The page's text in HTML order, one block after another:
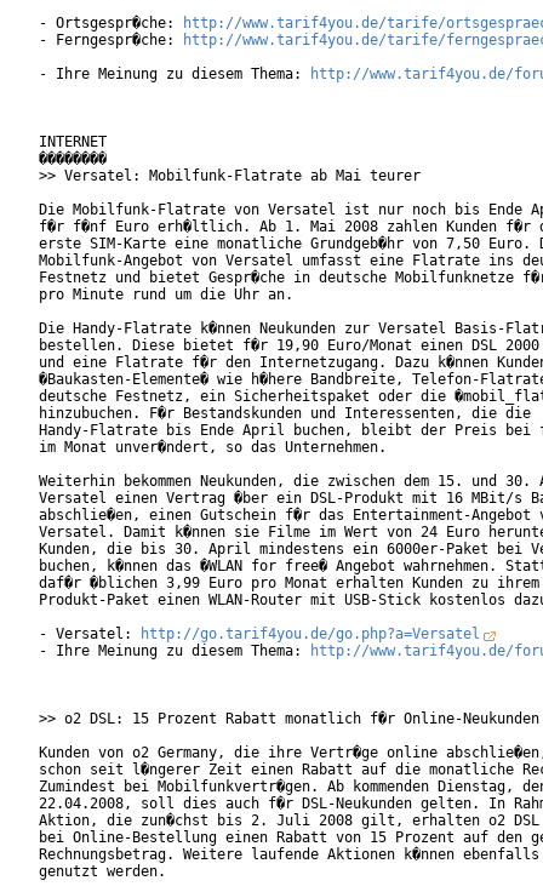
- Ortsgespr�che:
http://www.tarif4you.de/tarife/
- Ferngespr�che:
http://www.tarif4you.de/tarife/
- Ihre Meinung zu diesem Thema:
http://www.tarif4you.de/
INTERNET
��������
>> Versatel: Mobilfunk-Flatrate ab Mai teurer
Die Mobilfunk-Flatrate von Versatel ist nur noch bis Ende
f�r f�nf Euro erh�ltlich. Ab 1. Mai 2008 zahlen Kunden f�r
erste SIM-Karte eine monatliche Grundgeb�hr von 7,50 Euro.
Mobilfunk-Angebot von Versatel umfasst eine Flatrate ins
Festnetz und bietet Gespr�che in deutsche Mobilfunknetze
pro Minute rund um die Uhr an.
Die Handy-Flatrate k�nnen Neukunden zur Versatel Basis-
bestellen. Diese bietet f�r 19,90 Euro/Monat einen DSL 2000
und eine Flatrate f�r den Internetzugang. Dazu k�nnen
�Baukasten-Elemente� wie h�here Bandbreite, Telefon-
deutsche Festnetz, ein Sicherheitspaket oder die
hinzubuchen. F�r Bestandskunden und Interessenten, die die
Handy-Flatrate bis Ende April buchen, bleibt der Preis bei
im Monat unver�ndert, so das Unternehmen.
Weiterhin bekommen Neukunden, die zwischen dem 15. und
Versatel einen Vertrag �ber ein DSL-Produkt mit 16 MBit/s
abschlie�en, einen Gutschein f�r das Entertainment-Angebot
Versatel. Damit k�nnen sie Filme im Wert von 24 Euro
Kunden, die bis 30. April mindestens ein 6000er-Paket bei
buchen, k�nnen das �WLAN for free� Angebot wahrnehmen.
daf�r �blichen 3,99 Euro pro Monat erhalten Kunden zu ihrem
Produkt-Paket einen WLAN-Router mit USB-Stick
- Versatel:
http://go.tarif4you.de/go.php?a=Versatel
- Ihre Meinung zu diesem Thema:
http://www.tarif4you.de/
>> o2 DSL: 15 Prozent Rabatt monatlich f�r Online-Neukunden
Kunden von o2 Germany, die ihre Vertr�ge online abschlie�en,
schon seit l�ngerer Zeit einen Rabatt auf die monatliche
Zumindest bei Mobilfunkvertr�gen. Ab kommenden Dienstag,
22.04.2008, soll dies auch f�r DSL-Neukunden gelten. In
Aktion, die zun�chst bis 2. Juli 2008 gilt, erhalten o2 DSL
bei Online-Bestellung einen Rabatt von 15 Prozent auf den
Rechnungsbetrag. Weitere laufende Aktionen k�nnen
genutzt werden.